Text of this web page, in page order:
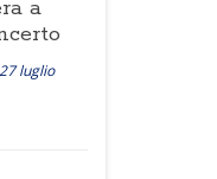
a
luglio